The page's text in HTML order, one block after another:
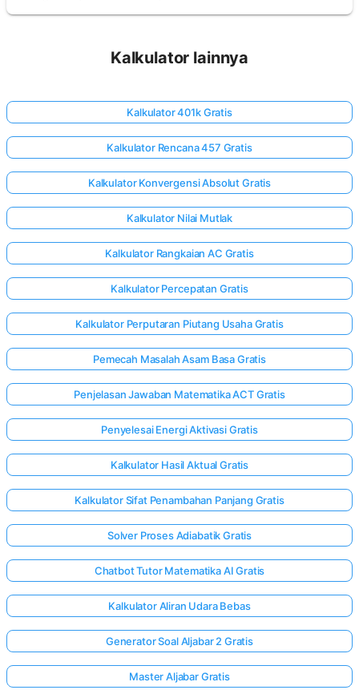
Kalkulator lainnya
Kalkulator 401k Gratis
Kalkulator Rencana 457 Gratis
Kalkulator Konvergensi Absolut Gratis
Kalkulator Nilai Mutlak
Kalkulator Rangkaian AC Gratis
Kalkulator Percepatan Gratis
Kalkulator Perputaran Piutang Usaha Gratis
Pemecah Masalah Asam Basa Gratis
Penjelasan Jawaban Matematika ACT Gratis
Penyelesai Energi Aktivasi Gratis
Kalkulator Hasil Aktual Gratis
Kalkulator Sifat Penambahan Panjang Gratis
Solver Proses Adiabatik Gratis
Chatbot Tutor Matematika AI Gratis
Kalkulator Aliran Udara Bebas
Generator Soal Aljabar 2 Gratis
Master Aljabar Gratis